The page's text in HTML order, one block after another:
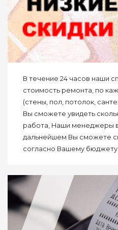
В течение 24 часов наши
стоимость ремонта, по
(стены, пол, потолок,
Вы сможете увидеть
работа, Наши менеджеры
дальнейшем Вы сможете
согласно Вашему бюджету.